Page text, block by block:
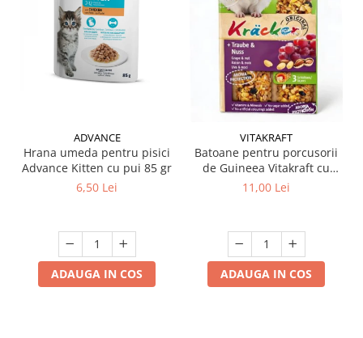
ADVANCE
Hrana umeda pentru pisici
Advance Kitten cu pui 85 gr
6,50 Lei
ADAUGA IN COS
VITAKRAFT
Batoane pentru porcusorii
de Guineea Vitakraft cu
struguri & nuci 2 buc
11,00 Lei
ADAUGA IN COS